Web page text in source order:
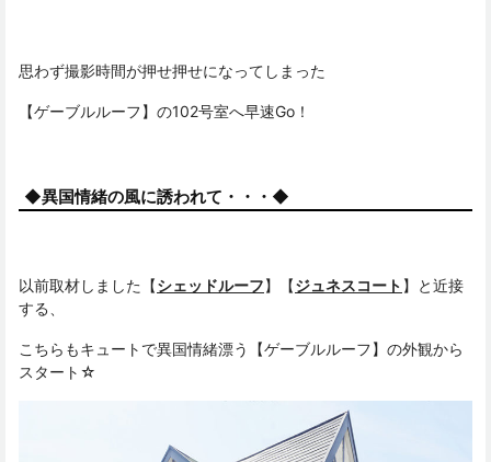
思わず撮影時間が押せ押せになってしまった
【ゲーブルルーフ】の102号室へ早速Go！
◆異国情緒の風に誘われて・・・◆
以前取材しました【シェッドルーフ】【ジュネスコート 】と近接
する、
こちらもキュートで異国情緒漂う【ゲーブルルーフ】の外観から
スタート☆